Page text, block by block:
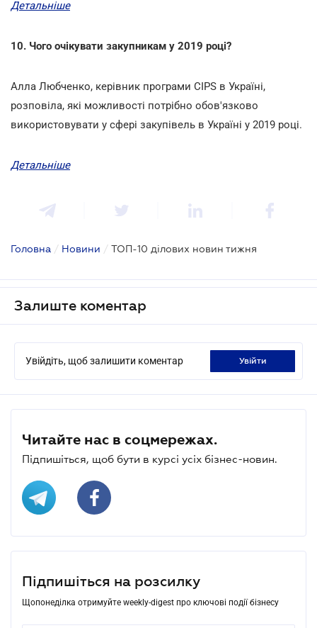
Детальніше
10. Чого очікувати закупникам у 2019 році?
Алла Любченко, керівник програми CIPS в Україні,
розповіла, які можливості потрібно обов'язково
використовувати у сфері закупівель в Україні у 2019 році.
Детальніше
Головна / Новини / ТОП-10 ділових новин тижня
Залиште коментар
Увійдіть, щоб залишити коментар увійти
Читайте нас в соцмережах.
Підпишіться, щоб бути в курсі усіх бізнес-новин.
Підпишіться на розсилку
Щопонеділка отримуйте weekly-digest про ключові події бізнесу